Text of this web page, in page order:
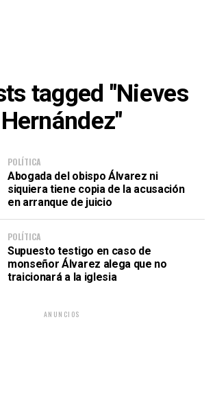
tagged "Nieves
Hernández"
POLÍTICA
Abogada del obispo Álvarez ni
siquiera tiene copia de la acusación
en arranque de juicio
POLÍTICA
Supuesto testigo en caso de
monseñor Álvarez alega que no
traicionará a la iglesia
ANUNCIOS